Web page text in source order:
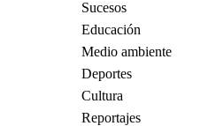
Sucesos
Educación
Medio ambiente
Deportes
Cultura
Reportajes